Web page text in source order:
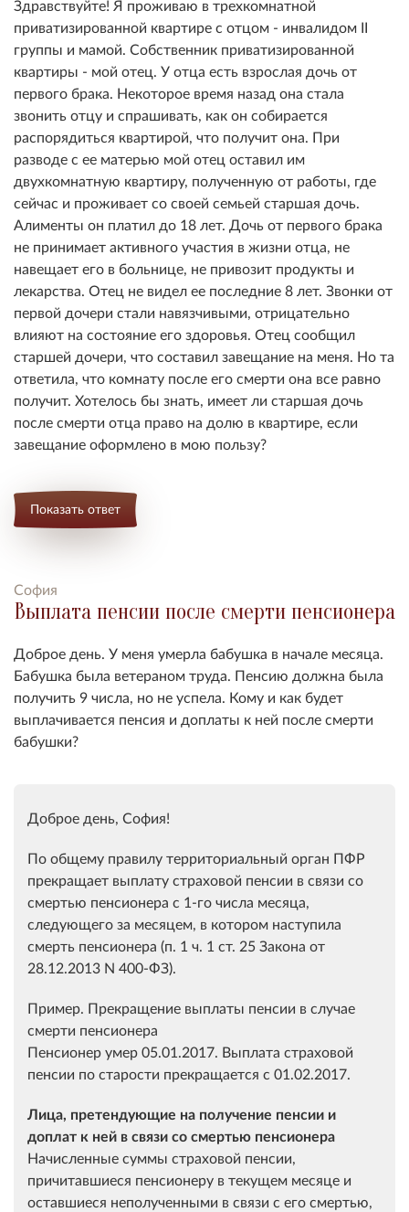
Здравствуйте! Я проживаю в трехкомнатной
приватизированной квартире с отцом - инвалидом II
группы и мамой. Собственник приватизированной
квартиры - мой отец. У отца есть взрослая дочь от
первого брака. Некоторое время назад она стала
звонить отцу и спрашивать, как он собирается
распорядиться квартирой, что получит она. При
разводе с ее матерью мой отец оставил им
двухкомнатную квартиру, полученную от работы, где
сейчас и проживает со своей семьей старшая дочь.
Алименты он платил до 18 лет. Дочь от первого брака
не принимает активного участия в жизни отца, не
навещает его в больнице, не привозит продукты и
лекарства. Отец не видел ее последние 8 лет. Звонки от
первой дочери стали навязчивыми, отрицательно
влияют на состояние его здоровья. Отец сообщил
старшей дочери, что составил завещание на меня. Но та
ответила, что комнату после его смерти она все равно
получит. Хотелось бы знать, имеет ли старшая дочь
после смерти отца право на долю в квартире, если
завещание оформлено в мою пользу?
Показать ответ
София
Выплата пенсии после смерти пенсионера
Доброе день. У меня умерла бабушка в начале месяца.
Бабушка была ветераном труда. Пенсию должна была
получить 9 числа, но не успела. Кому и как будет
выплачивается пенсия и доплаты к ней после смерти
бабушки?
Доброе день, София!
По общему правилу территориальный орган ПФР
прекращает выплату страховой пенсии в связи со
смертью пенсионера с 1-го числа месяца,
следующего за месяцем, в котором наступила
смерть пенсионера (п. 1 ч. 1 ст. 25 Закона от
28.12.2013 N 400-ФЗ).
Пример. Прекращение выплаты пенсии в случае
смерти пенсионера
Пенсионер умер 05.01.2017. Выплата страховой
пенсии по старости прекращается с 01.02.2017.
Лица, претендующие на получение пенсии и
доплат к ней в связи со смертью пенсионера
Начисленные суммы страховой пенсии,
причитавшиеся пенсионеру в текущем месяце и
оставшиеся неполученными в связи с его смертью,